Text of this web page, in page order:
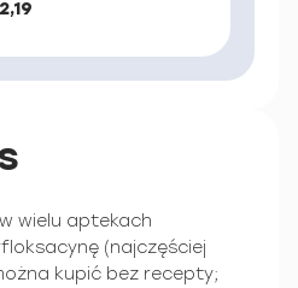
wielu aptekach
(najczęściej
kupić bez recepty;